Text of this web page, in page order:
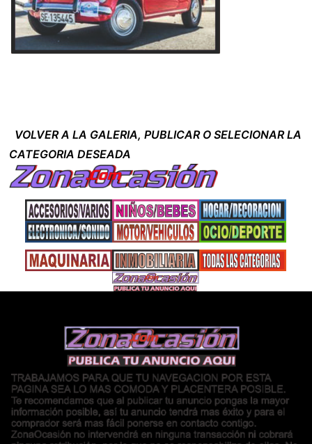
VOLVER A LA GALERIA, PUBLICAR O SELECIONAR LA
CATEGORIA DESEADA